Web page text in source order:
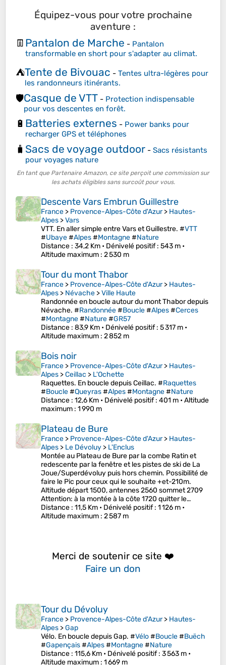
Équipez-vous pour votre prochaine
aventure :
👖 Pantalon de Marche - Pantalon
transformable en short pour s'adapter au climat.
⛺Tente de Bivouac - Tentes ultra-légères pour
les randonneurs itinérants.
🛡️Casque de VTT - Protection indispensable
pour vos descentes en forêt.
🔋 Batteries externes - Power banks pour
recharger GPS et téléphones
🧳 Sacs de voyage outdoor - Sacs résistants
pour voyages nature
En tant que Partenaire Amazon, ce site perçoit une commission sur
les achats éligibles sans surcoût pour vous.
Descente Vars Embrun Guillestre
France > Provence-Alpes-Côte d'Azur> Hautes-
Alpes >Vars
VTT. En aller simple entre Vars et Guillestre. #VTT
#Ubaye#Alpes#Montagne#Nature
Distance : 34,2 Km • Dénivelé positif: 543 m •
Altitude maximum : 2 530 m
Tour du mont Thabor
France > Provence-Alpes-Côte d'Azur> Hautes-
Alpes > Névache >Ville Haute
Randonnée en boucle autour du mont Thabor depuis
Névache. #Randonnée#Boucle#Alpes#Cerces
#Montagne#Nature#GR57
Distance : 83,9 Km • Dénivelé positif: 5 317 m •
Altitude maximum : 2 852 m
Bois noir
France > Provence-Alpes-Côte d'Azur> Hautes-
Alpes >Ceillac > L'Ochette
Raquettes. En boucle depuis Ceillac. #Raquettes
#Boucle#Queyras#Alpes#Montagne#Nature
Distance : 12,6 Km • Dénivelé positif: 401 m •Altitude
maximum : 1 990 m
Plateau de Bure
France > Provence-Alpes-Côte d'Azur> Hautes-
Alpes > Le Dévoluy > L'Enclus
Montée au Plateau de Bure par la combe Ratin et
redescente par la fenêtre et les pistes de ski de La
Joue/Superdévoluy puis hors chemin. Possibilité de
faire le Pic pour ceux qui le souhaite +et-210m.
Altitude départ 1500, antennes 2560 sommet 2709
Attention: à la montée à la côte 1720 quitter le…
Distance : 11,5 Km • Dénivelé positif: 1 126 m •
Altitude maximum : 2 587 m
Merci de soutenir ce site ❤️
Faire un don
Tour du Dévoluy
France > Provence-Alpes-Côte d'Azur> Hautes-
Alpes >Gap
Vélo. En boucle depuis Gap. #Vélo#Boucle#Buëch
#Gapençais#Alpes#Montagne#Nature
Distance : 115,6 Km • Dénivelé positif: 3 563 m •
Altitude maximum : 1 669 m